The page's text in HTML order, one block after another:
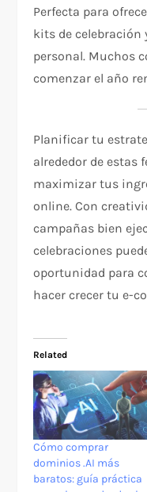
Perfecta para
kits de celebración
personal. Muchos
comenzar el año
Planificar tu
alrededor de estas
maximizar tus
online. Con
campañas bien
celebraciones
oportunidad para
hacer crecer tu e-
Related
Cómo comprar
dominios .AI más
baratos: guía práctica